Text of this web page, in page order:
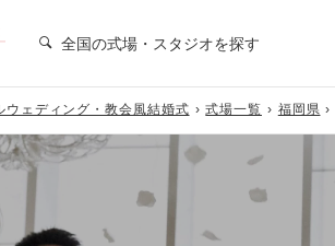
全国の式場・スタジオを探す
ウェディング・教会風結婚式 式場一覧 福岡県